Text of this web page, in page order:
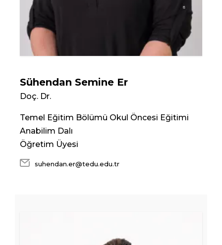
Sühendan Semine Er
Doç. Dr.
Temel Eğitim Bölümü Okul Öncesi Eğitimi
Anabilim Dalı
Öğretim Üyesi
suhendan.er@tedu.edu.tr